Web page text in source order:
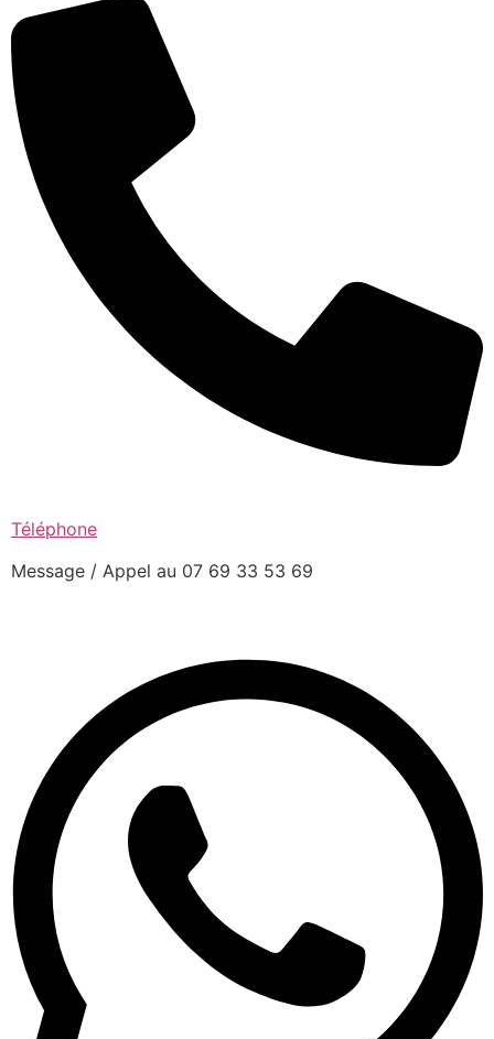
Téléphone
Message / Appel au 07 69 33 53 69